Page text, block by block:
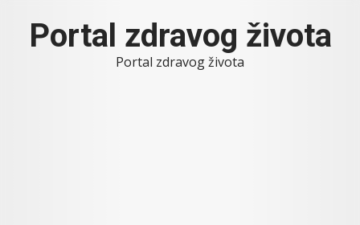
contentPortal zdravog života
Portal zdravog života